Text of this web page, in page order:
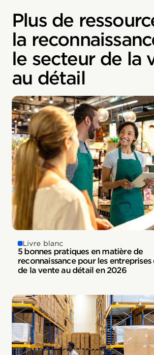
Plus de
la
le secteur de la
au détail
Livre blanc
5 bonnes pratiques en matière de
reconnaissance pour les entreprises
de la vente au détail en 2026